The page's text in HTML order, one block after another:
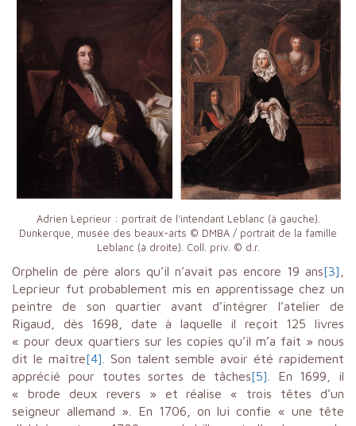
Adrien Leprieur : portrait de l'intendant Leblanc (à gauche).
Dunkerque, musée des beaux-arts © DMBA / portrait de la famille
Leblanc (à droite). Coll. priv. © d.r.
Orphelin de père alors qu’il n’avait pas encore 19 ans[3]
Leprieur fut probablement mis en apprentissage chez un
peintre de son quartier avant d’intégrer l’atelier de
Rigaud, dès 1698, date à laquelle il reçoit 125 livres
« pour deux quartiers sur les copies qu’il m’a fait » nous
dit le maître[4] . Son talent semble avoir été rapidement
apprécié pour toutes sortes de tâches[5] . En 1699, il
« brode deux revers » et réalise « trois têtes d’un
seigneur allemand ». En 1706, on lui confie « une tête